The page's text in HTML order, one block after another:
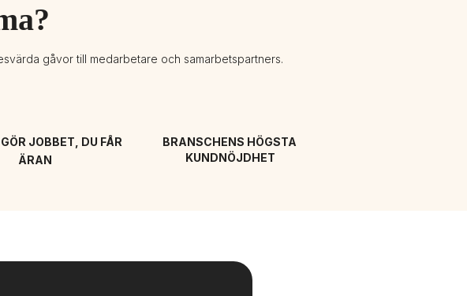
gåvor till medarbetare och samarbetspartners.
JOBBET, DU FÅR
ÄRAN
BRANSCHENS HÖGSTA
KUNDNÖJDHET